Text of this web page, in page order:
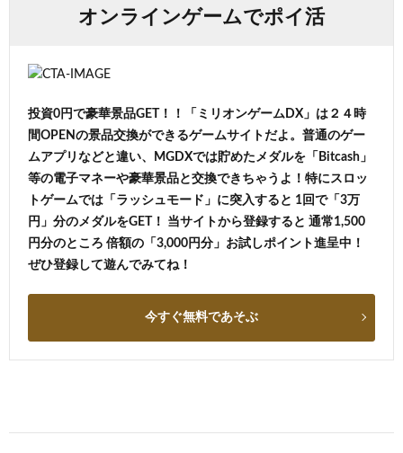
オンラインゲームでポイ活
投資0円で豪華景品GET！！「ミリオンゲームDX」は２４時
間OPENの景品交換ができるゲームサイトだよ。普通のゲー
ムアプリなどと違い、MGDXでは貯めたメダルを「Bitcash」
等の電子マネーや豪華景品と交換できちゃうよ！特にスロッ
トゲームでは「ラッシュモード」に突入すると 1回で「3万
円」分のメダルをGET！ 当サイトから登録すると 通常1,500
円分のところ 倍額の「3,000円分」お試しポイント進呈中！
ぜひ登録して遊んでみてね！
今すぐ無料であそぶ